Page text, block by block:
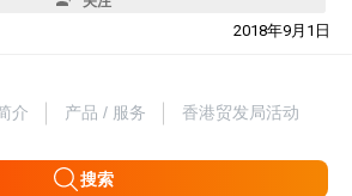
2018年9月1日
介 产品 / 服务 香港贸发局活动
搜索